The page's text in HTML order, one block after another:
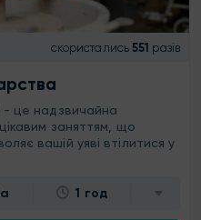
скористались 551 разів
- це надзвичайна
заняттям, що
вашій уяві втілитися у
1 год